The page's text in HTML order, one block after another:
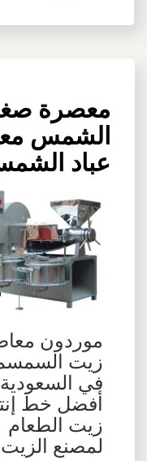
معصرة
الشمس
عباد
موردون
زيت
في
أفضل خط
زيت الطعام
لمصنع الزيت